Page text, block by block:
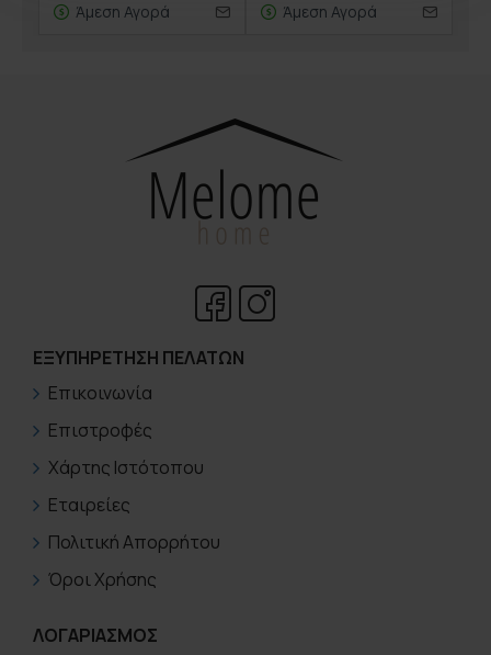
Άμεση Αγορά Άμεση Αγορά
ΕΞΥΠΗΡΈΤΗΣΗ ΠΕΛΑΤΏΝ
Επικοινωνία
Επιστροφές
Χάρτης Ιστότοπου
Εταιρείες
Πολιτική Απορρήτου
Όροι Χρήσης
ΛΟΓΑΡΙΑΣΜΟΣ